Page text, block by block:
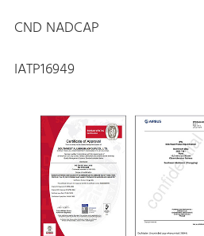
CND NADCAP
IATP16949